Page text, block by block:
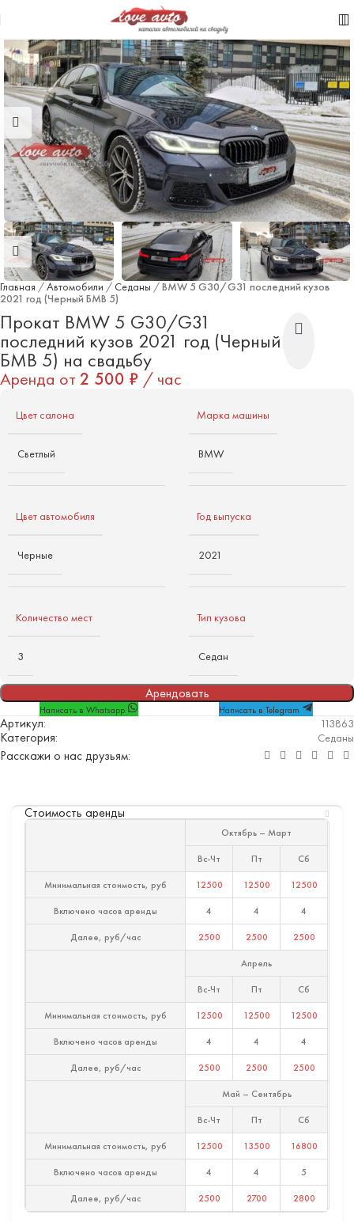
Главная /Автомобили / Седаны /BMW 5 G30/G31 последний кузов
2021 год (Черный БМВ 5)
Прокат BMW 5 G30/G31
последний кузов 2021 год (Черный
БМВ 5) на свадьбу
Аренда от 2 500 ₽ / час
Цвет салона
Светлый
Марка машины
BMW
Цвет автомобиля
Черные
Год выпуска
2021
Количество мест
3
Тип кузова
Седан
Арендовать
Написать в Whatsapp Написать в Telegram
Артикул: 113863
Категория: Седаны
Расскажи о нас друзьям:
Стоимость аренды
Октябрь – Март
Вс-Чт Пт Сб
Минимальная стоимость, руб 12500 12500 12500
Включено часов аренды 4 4 4
Далее, руб/час 2500 2500 2500
Апрель
Вс-Чт Пт Сб
Минимальная стоимость, руб 12500 12500 12500
Включено часов аренды 4 4 4
Далее, руб/час 2500 2500 2500
Май – Сентябрь
Вс-Чт Пт Сб
Минимальная стоимость, руб 12500 13500 16800
Включено часов аренды 4 4 5
Далее, руб/час 2500 2700 2800